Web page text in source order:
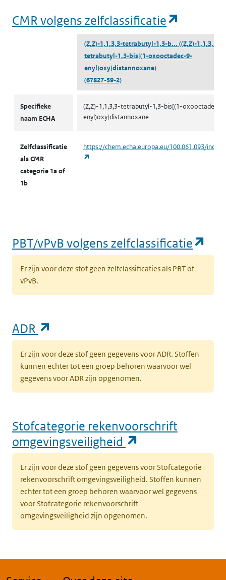
CMR volgens zelfclassificatie
(Z,Z)-1,1,3,3-tetrabutyl-1,3-b... ((Z,Z)-1,1,3,3-
tetrabutyl-1,3-bis[(1-oxooctadec-9-
enyl)oxy]distannoxane)
(67827-59-2)
Specifieke
naam ECHA
(Z,Z)-1,1,3,3-tetrabutyl-1,3-bis[(1-oxooctadec-
enyl)oxy]distannoxane
Zelfclassificatie
als CMR
categorie 1a of
1b
https://chem.echa.europa.eu/100.061.093/
PBT/vPvB volgens zelfclassificatie
Er zijn voor deze stof geen zelfclassificaties als PBT of
vPvB.
ADR
Er zijn voor deze stof geen gegevens voor ADR. Stoffen
kunnen echter tot een groep behoren waarvoor wel
gegevens voor ADR zijn opgenomen.
Stofcategorie rekenvoorschrift
omgevingsveiligheid
Er zijn voor deze stof geen gegevens voor Stofcategorie
rekenvoorschrift omgevingsveiligheid. Stoffen kunnen
echter tot een groep behoren waarvoor wel gegevens
voor Stofcategorie rekenvoorschrift
omgevingsveiligheid zijn opgenomen.